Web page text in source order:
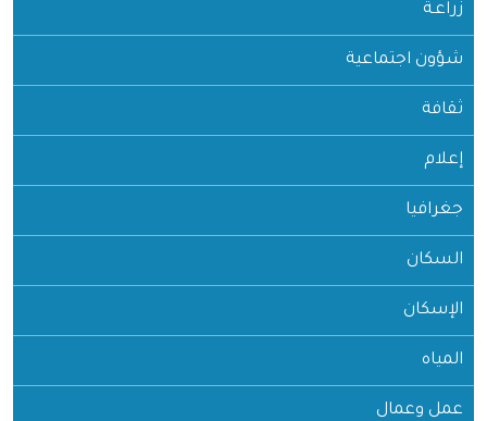
زراعـة
شؤون اجتماعية
ثقافة
إعلام
جغرافيا
السكان
الإسكان
المياه
عمل وعمال